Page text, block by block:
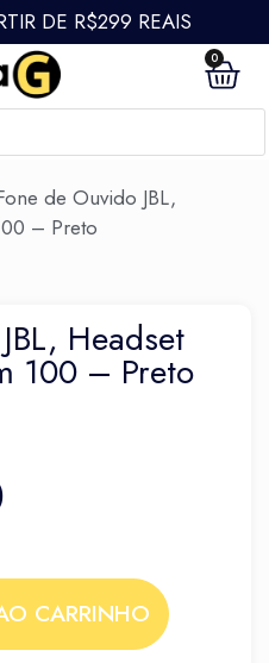
DE R$299 REAIS
0
de Ouvido JBL,
– Preto
Headset
100 – Preto
CARRINHO